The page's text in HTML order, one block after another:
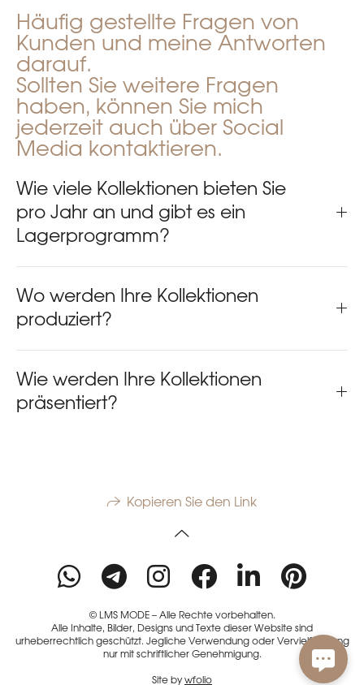
Häufig gestellte Fragen von
Kunden und meine Antworten
darauf.
Sollten Sie weitere Fragen
haben, können Sie mich
jederzeit auch über Social
Media kontaktieren.
Wie viele Kollektionen bieten Sie
pro Jahr an und gibt es ein
Lagerprogramm?
Wo werden Ihre Kollektionen
produziert?
Wie werden Ihre Kollektionen
präsentiert?
Kopieren Sie den Link
© LMS MODE – Alle Rechte vorbehalten.
Alle Inhalte, Bilder, Designs und Texte dieser Website sind
urheberrechtlich geschützt. Jegliche Verwendung oder Vervielfältigung
nur mit schriftlicher Genehmigung.
Site bywfolio